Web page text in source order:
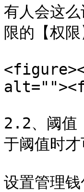
有人会这
限的【权限
2.2、阈值
于阈值时
设置管理